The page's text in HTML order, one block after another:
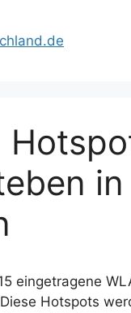
in
eingetragene
Hotspots